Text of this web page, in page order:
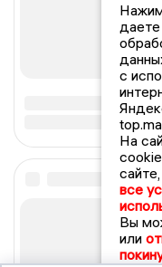
даете
с
На
все
Вы
или